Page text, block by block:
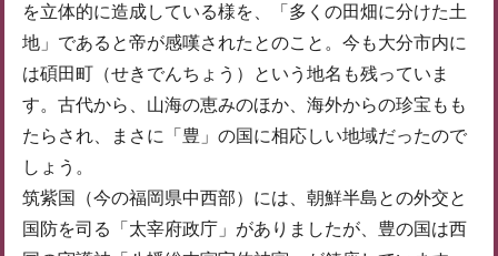
を立体的に造成している様を、「多くの田畑に分けた土
地」であると帝が感嘆されたとのこと。今も大分市内に
は碩田町（せきでんちょう）という地名も残っていま
す。古代から、山海の恵みのほか、海外からの珍宝もも
たらされ、まさに「豊」の国に相応しい地域だったので
しょう。
筑紫国（今の福岡県中西部）には、朝鮮半島との外交と
国防を司る「太宰府政庁」がありましたが、豊の国は西